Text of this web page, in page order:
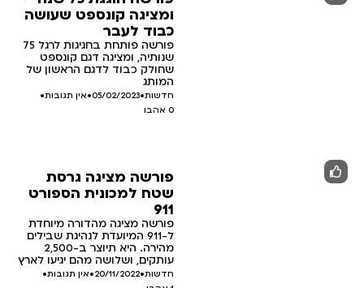
ומציגה קונספט שעושה
כבוד לעבר
פורשה פותחת בחגיגות לרגל 75
שנותיה, ומציגה דגם קונספט
שחולק כבוד לדגם הראשון של
המותג
חדשות•
05/02/2023
•אין תגובות•
0 אהבו
פורשה מציגה גרסת
שטח למכונית הספורט
911
פורשה מציגה מהדורה מיוחדת
ל-911 המיועדת לנהיגת שבילים
מהירה. היא תיוצר ב-2,500
עותקים, ושלושה מהם יגיעו לארץ
חדשות•
20/11/2022
•אין תגובות•